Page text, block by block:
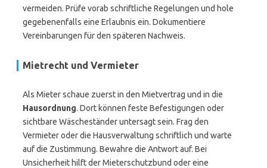
vermeiden. Prüfe vorab schriftliche Regelungen und hole
gegebenenfalls eine Erlaubnis ein. Dokumentiere
Vereinbarungen für den späteren Nachweis.
Mietrecht und Vermieter
Als Mieter schaue zuerst in den Mietvertrag und in die
Hausordnung. Dort können feste Befestigungen oder
sichtbare Wäscheständer untersagt sein. Frag den
Vermieter oder die Hausverwaltung schriftlich und warte
auf die Zustimmung. Bewahre die Antwort auf. Bei
Unsicherheit hilft der Mieterschutzbund oder eine